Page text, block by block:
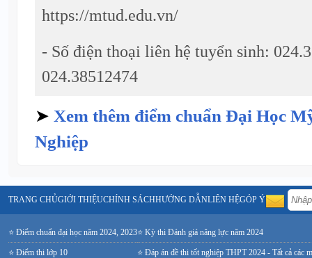
https://mtud.edu.vn/
- Số điện thoại liên hệ tuyển sinh:
024.38512474
➤ Xem thêm điểm chuẩn Đại Học
Nghiệp
TRANG CHỦGIỚI THIỆUCHÍNH SÁCHHƯỚNG DẪNLIÊN HỆGÓP Ý
⭐ Điểm chuẩn đại học năm 2024, 2023
⭐ Điểm thi lớp 10
⭐ Kỳ thi Đánh giá năng lực năm 2024
⭐ Đáp án đề thi tốt nghiệp THPT 2024 - Tất cả các